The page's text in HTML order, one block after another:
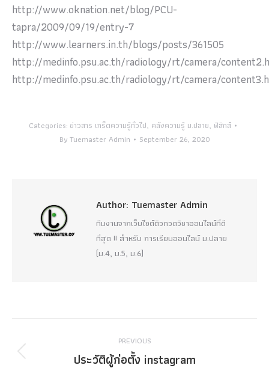
http://www.oknation.net/blog/PCU-
tapra/2009/09/19/entry-7
http://www.learners.in.th/blogs/posts/361505
http://medinfo.psu.ac.th/radiology/rt/camera/
http://medinfo.psu.ac.th/radiology/rt/camera/
Categories: ข่าวสาร เกร็ดความรู้ทั่วไป, คลังความรู้ ม.ปลาย, ฟิสิกส์
ByTuemaster Admin September 26, 2020
Author: Tuemaster Admin
ทีมงานจากเว็บไซต์ติวกวดวิชาออนไลน์ที่ดี
ที่สุด !! สำหรับ การเรียนออนไลน์ ม.ปลาย
(ม.4, ม.5, ม.6)
navigation
PREVIOUS
Previous
ประวัติผู้ก่อตั้ง instagram